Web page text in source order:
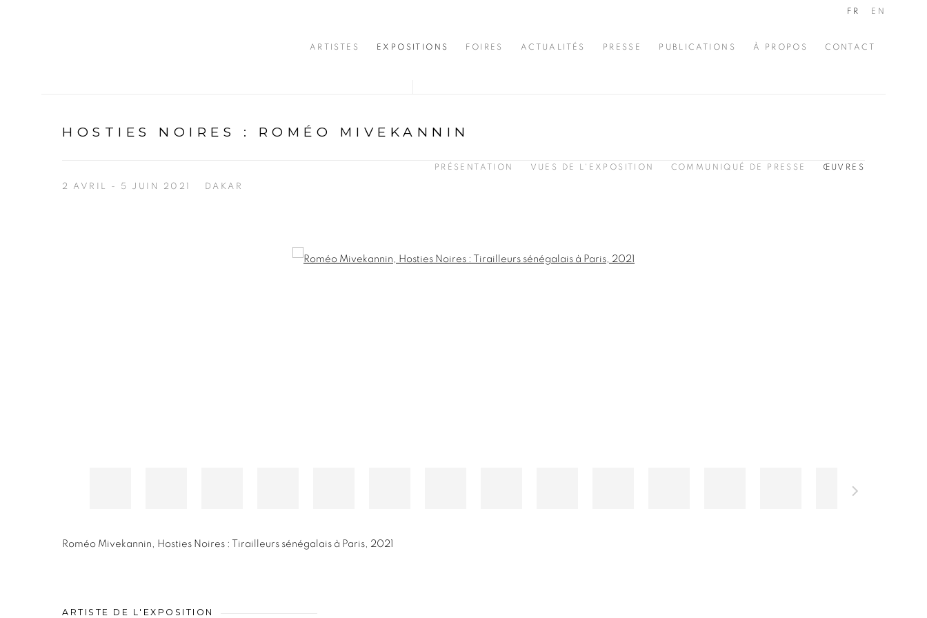
ARTISTES EXPOSITIONS FOIRES ACTUALITÉS PRESSE PUBLICATIONS À PROPOS CONTACT
FR EN
HOSTIES NOIRES : ROMÉO MIVEKANNIN
2 AVRIL - 5 JUIN 2021 DAKAR
PRÉSENTATION VUES DE L'EXPOSITION COMMUNIQUÉ DE PRESSE ŒUVRES
Open a larger version of the following image in a popup:
Roméo Mivekannin , Hosties Noires : Tirailleurs sénégalais à Paris, 2021
ARTISTE DE L'EXPOSITION